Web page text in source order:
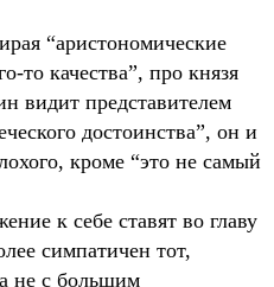
“аристономические
то качества”, про князя
видит представителем
достоинства”, он и
кроме “это не самый
к себе ставят во главу
симпатичен тот,
не с большим